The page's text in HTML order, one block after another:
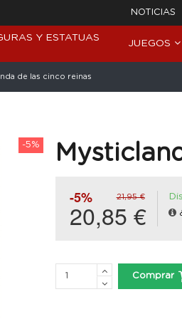
NOTICIAS
Y ESTATUAS
JUEGOS
de las cinco reinas
-5%
-5% 21,95 €
20,85 €
Comprar